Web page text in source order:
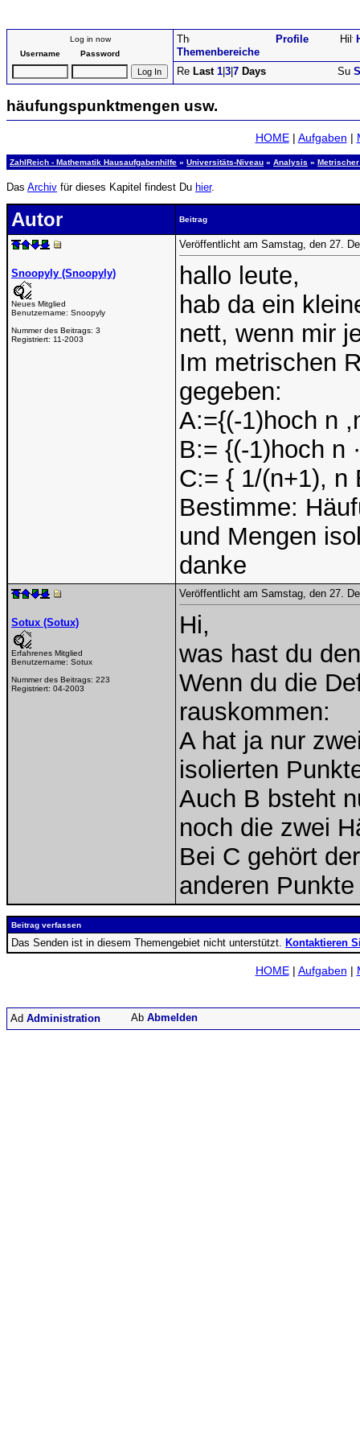
Log in now
Username
Password Themenbereiche
Profile
Last 1 3 7 Days
häufungspunktmengen usw.
HOME| Aufgaben |
ZahlReich - Mathematik Hausaufgabenhilfe » Universitäts-Niveau » Analysis »
Das Archiv für dieses Kapitel findest Du hier.
Autor Beitrag
Snoopyly (Snoopyly)
Neues Mitglied
Benutzername: Snoopyly
Nummer des Beitrags: 3
Registriert: 11-2003
Veröffentlicht am Samstag, den 27.
hallo leute,
hab da ein
nett, wenn mir
Im metrischen
gegeben:
A:={(-1)hoch n
B:= {(-1)hoch n
C:= { 1/(n+1), n
Bestimme:
und Mengen
danke
Sotux (Sotux)
Erfahrenes Mitglied
Benutzername: Sotux
Nummer des Beitrags: 223
Registriert: 04-2003
Veröffentlicht am Samstag, den 27.
Hi,
was hast du
Wenn du die
rauskommen:
A hat ja nur
isolierten
Auch B bsteht
noch die zwei
Bei C gehört
anderen
Beitrag verfassen
Das Senden ist in diesem Themengebiet nicht unterstützt. Kontaktieren
HOME| Aufgaben |
Administration Abmelden